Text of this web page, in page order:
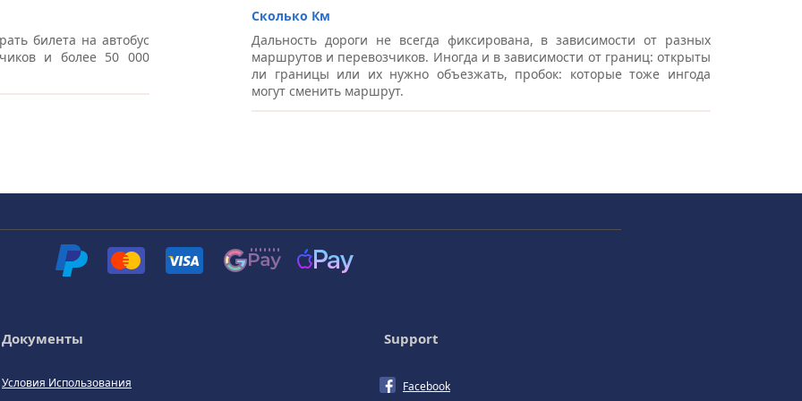
билета на автобус
и более 50 000
Сколько Км
Дальность дороги не всегда фиксирована, в зависимости от разных
маршрутов и перевозчиков. Иногда и в зависимости от границ: открыты
ли границы или их нужно объезжать, пробок: которые тоже ингода
могут сменить маршрут.
Документы
Условия Использования
Support
Facebook